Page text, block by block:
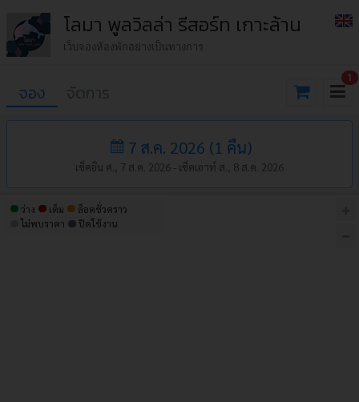
โลมา พูลวิลล่า รีสอร์ท เกาะล้าน
เว็บจองห้องพักอย่างเป็นทางการ
จอง จัดการ
1
7 ส.ค. 2026 (1 คืน)
เช็คอิน ศ., 7 ส.ค. 2026 - เช็คเอาท์ ส., 8 ส.ค. 2026
ว่าง เต็ม
ล็อคชั่วคราว
ไม่พบราคา
ปิดใช้งาน